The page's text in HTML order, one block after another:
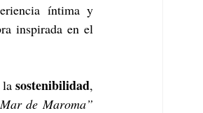
íntima y
inspirada en el
la sostenibilidad,
de Maroma”